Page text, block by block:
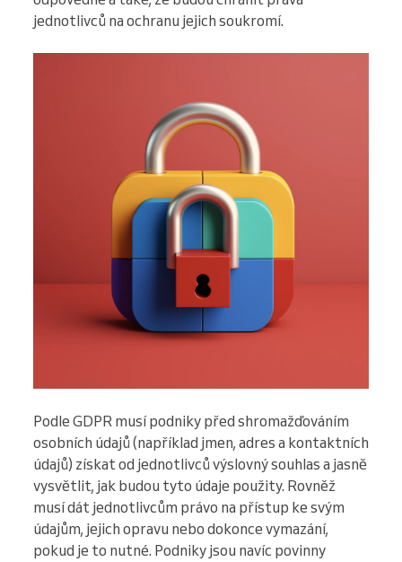
jednotlivců na ochranu jejich soukromí.
Podle GDPR musí podniky před shromažďováním
osobních údajů (například jmen, adres a kontaktních
údajů) získat od jednotlivců výslovný souhlas a jasně
vysvětlit, jak budou tyto údaje použity. Rovněž
musí dát jednotlivcům právo na přístup ke svým
údajům, jejich opravu nebo dokonce vymazání,
pokud je to nutné. Podniky jsou navíc povinny